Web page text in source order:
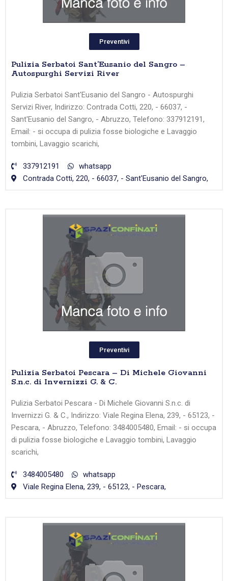
Preventivi
Pulizia Serbatoi Sant’Eusanio del Sangro –
Autospurghi Servizi River
Pulizia Serbatoi Sant'Eusanio del Sangro - Autospurghi
Servizi River, Indirizzo: Contrada Cotti, 220, - 66037, -
Sant'Eusanio del Sangro, - Abruzzo, Telefono: 337912191,
Email: - si occupa di pulizia fosse biologiche e Lavaggio
tombini, Lavaggio scarichi,
337912191
whatsapp
Contrada Cotti, 220, - 66037, - Sant'Eusanio del Sangro,
Preventivi
Pulizia Serbatoi Pescara – Di Michele Giovanni
S.n.c. di Invernizzi G. & C.
Pulizia Serbatoi Pescara - Di Michele Giovanni S.n.c. di
Invernizzi G. & C., Indirizzo: Viale Regina Elena, 239, - 65123, -
Pescara, - Abruzzo, Telefono: 3484005480, Email: - si occupa
di pulizia fosse biologiche e Lavaggio tombini, Lavaggio
scarichi,
3484005480
whatsapp
Viale Regina Elena, 239, - 65123, - Pescara,